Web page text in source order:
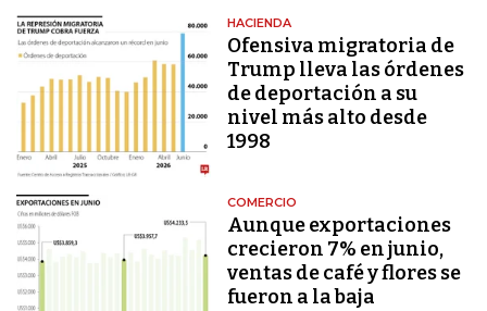
HACIENDA
Ofensiva migratoria de
Trump lleva las órdenes
de deportación a su
nivel más alto desde
1998
COMERCIO
Aunque exportaciones
crecieron 7% en junio,
ventas de café y flores se
fueron a la baja